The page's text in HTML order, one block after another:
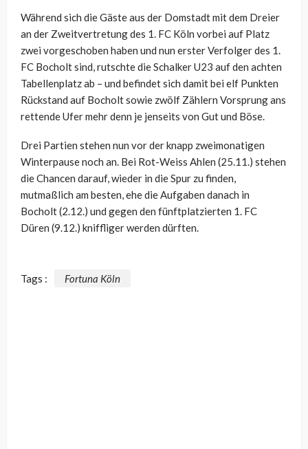
Während sich die Gäste aus der Domstadt mit dem Dreier
an der Zweitvertretung des 1. FC Köln vorbei auf Platz
zwei vorgeschoben haben und nun erster Verfolger des 1.
FC Bocholt sind, rutschte die Schalker U23 auf den achten
Tabellenplatz ab – und befindet sich damit bei elf Punkten
Rückstand auf Bocholt sowie zwölf Zählern Vorsprung ans
rettende Ufer mehr denn je jenseits von Gut und Böse.
Drei Partien stehen nun vor der knapp zweimonatigen
Winterpause noch an. Bei Rot-Weiss Ahlen (25.11.) stehen
die Chancen darauf, wieder in die Spur zu finden,
mutmaßlich am besten, ehe die Aufgaben danach in
Bocholt (2.12.) und gegen den fünftplatzierten 1. FC
Düren (9.12.) kniffliger werden dürften.
Tags : Fortuna Köln